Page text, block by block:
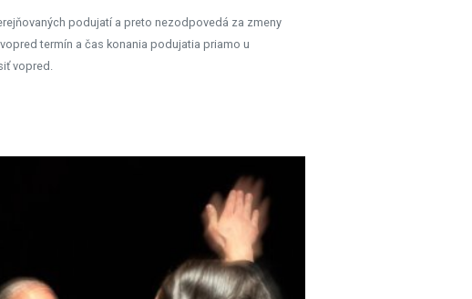
podujatí a preto nezodpovedá za zmeny
termín a čas konania podujatia priamo u
vopred.